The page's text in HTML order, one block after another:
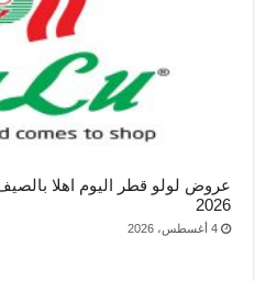
2026
4 أغسطس، 2026